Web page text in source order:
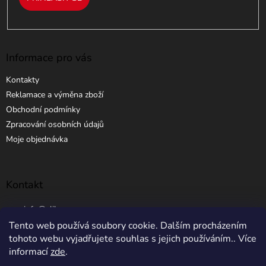
Tento web používá soubory cookie. Dalším procházením
tohoto webu vyjadřujete souhlas s jejich používáním.. Více
informacízde.
Informace pro vás
Kontakty
Reklamace a výměna zboží
Obchodní podmínky
Zpracování osobních údajů
Moje objednávka
Kontakt
info @ elibros.cz
+420 734 184 444